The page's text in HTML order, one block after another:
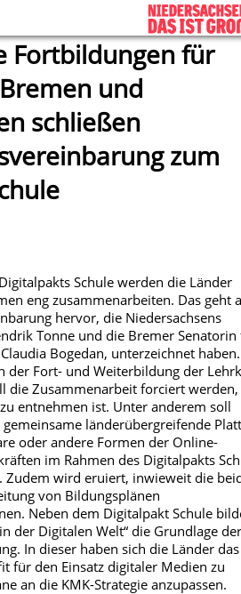
Fortbildungen für
und
schließen
zum
Schule werden die Länder
eng zusammenarbeiten. Das geht
hervor, die Niedersachsens
Tonne und die Bremer
Bogedan, unterzeichnet haben.
der Fort- und Weiterbildung der
die Zusammenarbeit forciert
entnehmen ist. Unter anderem soll
länderübergreifende
oder andere Formen der Online-
im Rahmen des Digitalpakts
Zudem wird eruiert, inwieweit die
von Bildungsplänen
Neben dem Digitalpakt Schule
der Digitalen Welt“ die Grundlage
In dieser haben sich die Länder
für den Einsatz digitaler Medien zu
an die KMK-Strategie anzupassen.